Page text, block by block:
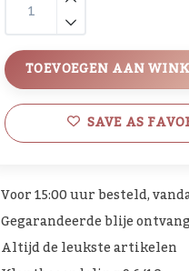
TOEVOEGEN AAN
SAVE AS
Voor 15:00 uur besteld,
Gegarandeerde blije
Altijd de leukste artikelen